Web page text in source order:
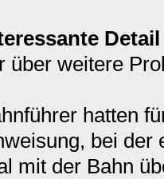
Detail
über weitere
hatten
bei der
mit der Bahn